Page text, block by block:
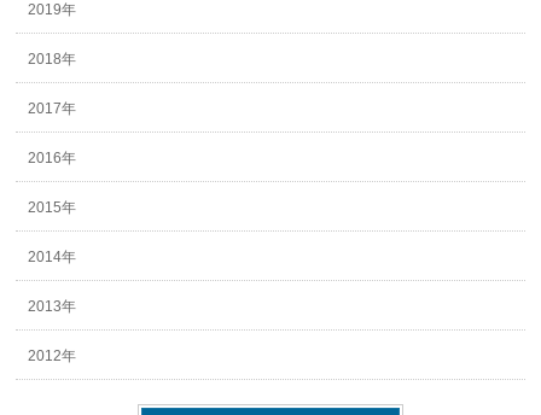
2019年
2018年
2017年
2016年
2015年
2014年
2013年
2012年